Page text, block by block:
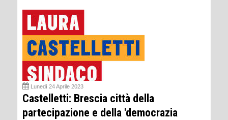
Lunedì 24 Aprile 2023
Castelletti: Brescia città della
partecipazione e della 'democrazia